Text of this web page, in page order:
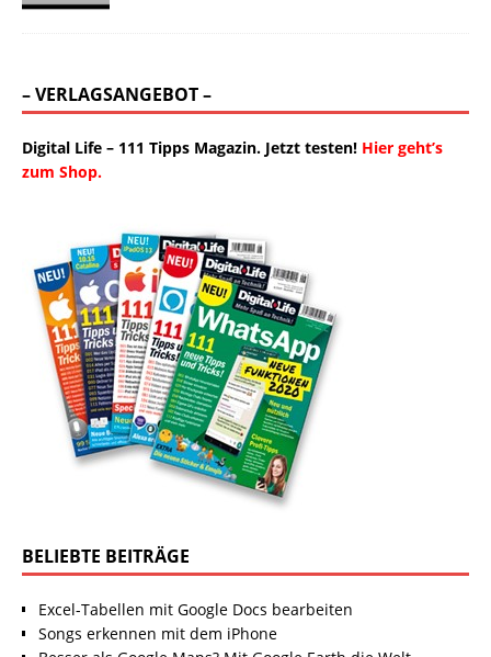
– VERLAGSANGEBOT –
Digital Life – 111 Tipps Magazin. Jetzt testen! Hier geht’s
zum Shop.
BELIEBTE BEITRÄGE
Excel-Tabellen mit Google Docs bearbeiten
Songs erkennen mit dem iPhone